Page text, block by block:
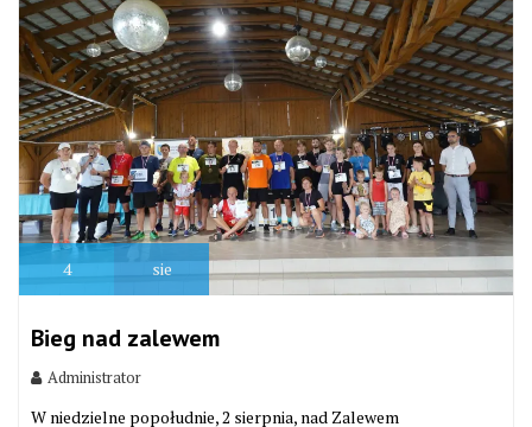
4 sie
Bieg nad zalewem
Administrator
W niedzielne popołudnie, 2 sierpnia, nad Zalewem